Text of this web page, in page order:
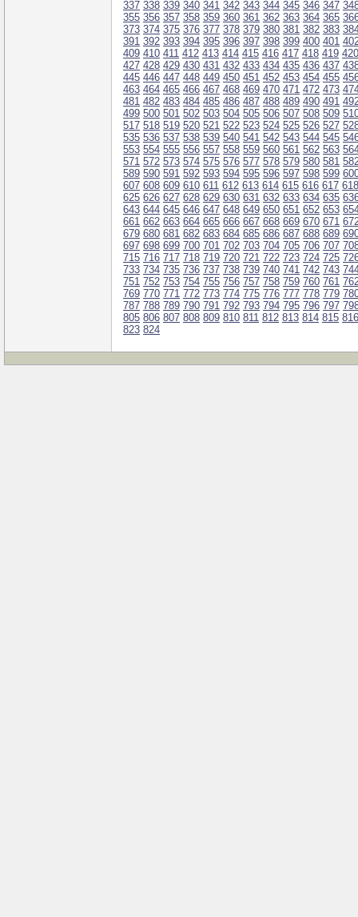
337 338 339 340 341 342 343 344 345 346 347
355 356 357 358 359 360 361 362 363 364 365
373 374 375 376 377 378 379 380 381 382 383
391 392 393 394 395 396 397 398 399 400 401
409 410 411 412 413 414 415 416 417 418 419 420
427 428 429 430 431 432 433 434 435 436 437
445 446 447 448 449 450 451 452 453 454 455
463 464 465 466 467 468 469 470 471 472 473
481 482 483 484 485 486 487 488 489 490 491
499 500 501 502 503 504 505 506 507 508 509
517 518 519 520 521 522 523 524 525 526 527
535 536 537 538 539 540 541 542 543 544 545
553 554 555 556 557 558 559 560 561 562 563
571 572 573 574 575 576 577 578 579 580 581
589 590 591 592 593 594 595 596 597 598 599
607 608 609 610 611 612 613 614 615 616 617 618
625 626 627 628 629 630 631 632 633 634 635
643 644 645 646 647 648 649 650 651 652 653
661 662 663 664 665 666 667 668 669 670 671
679 680 681 682 683 684 685 686 687 688 689
697 698 699 700 701 702 703 704 705 706 707
715 716 717 718 719 720 721 722 723 724 725
733 734 735 736 737 738 739 740 741 742 743
751 752 753 754 755 756 757 758 759 760 761
769 770 771 772 773 774 775 776 777 778 779
787 788 789 790 791 792 793 794 795 796 797
805 806 807 808 809 810 811 812 813 814 815 816
823 824